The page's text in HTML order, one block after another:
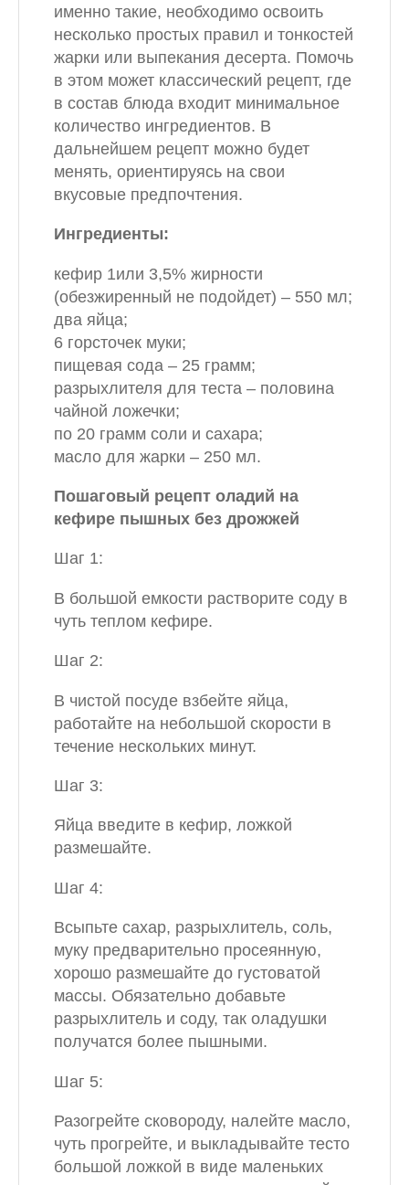
именно такие, необходимо освоить
несколько простых правил и тонкостей
жарки или выпекания десерта. Помочь
в этом может классический рецепт, где
в состав блюда входит минимальное
количество ингредиентов. В
дальнейшем рецепт можно будет
менять, ориентируясь на свои
вкусовые предпочтения.
Ингредиенты:
кефир 1или 3,5% жирности
(обезжиренный не подойдет) – 550 мл;
два яйца;
6 горсточек муки;
пищевая сода – 25 грамм;
разрыхлителя для теста – половина
чайной ложечки;
по 20 грамм соли и сахара;
масло для жарки – 250 мл.
Пошаговый рецепт оладий на
кефире пышных без дрожжей
Шаг 1:
В большой емкости растворите соду в
чуть теплом кефире.
Шаг 2:
В чистой посуде взбейте яйца,
работайте на небольшой скорости в
течение нескольких минут.
Шаг 3:
Яйца введите в кефир, ложкой
размешайте.
Шаг 4:
Всыпьте сахар, разрыхлитель, соль,
муку предварительно просеянную,
хорошо размешайте до густоватой
массы. Обязательно добавьте
разрыхлитель и соду, так оладушки
получатся более пышными.
Шаг 5:
Разогрейте сковороду, налейте масло,
чуть прогрейте, и выкладывайте тесто
большой ложкой в виде маленьких